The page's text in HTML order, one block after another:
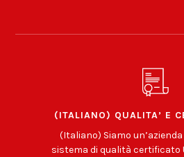
(ITALIANO) QUALITA’ E
(Italiano) Siamo
sistema di qualità certificato